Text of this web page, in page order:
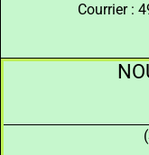
Courrier :